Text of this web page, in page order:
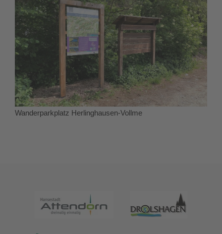
Wanderparkplatz Herlinghausen-Vollme